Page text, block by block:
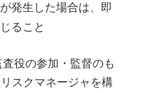
発生した場合は、即
ること
役の参加・監督のも
スクマネージャを構